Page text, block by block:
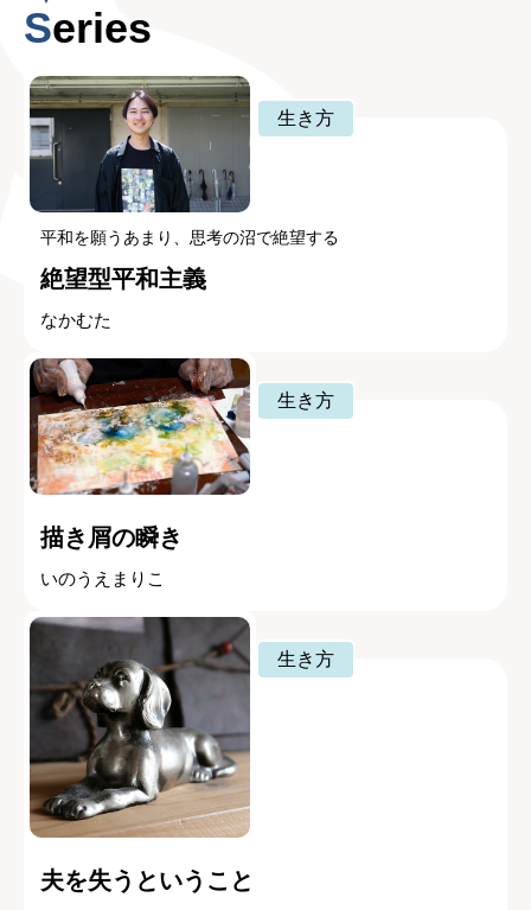
Series
生き方
平和を願うあまり、思考の沼で絶望する
絶望型平和主義
なかむた
生き方
描き屑の瞬き
いのうえまりこ
生き方
夫を失うということ